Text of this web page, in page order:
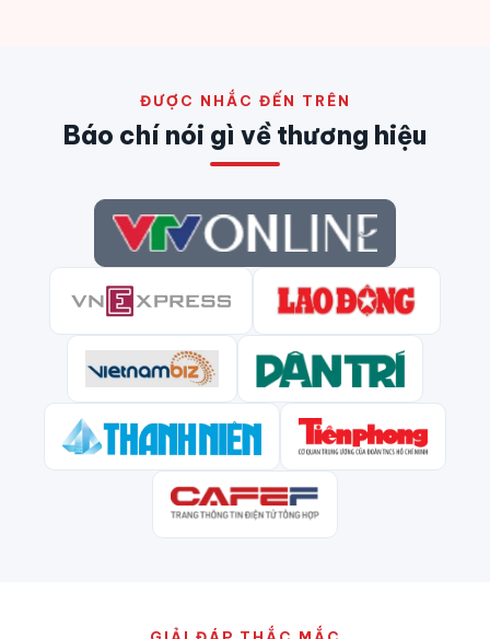
ĐƯỢC NHẮC ĐẾN TRÊN
Báo chí nói gì về thương hiệu